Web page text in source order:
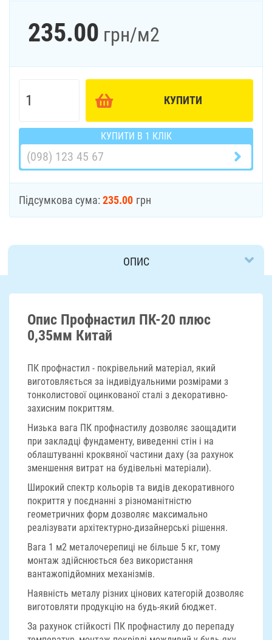
235.00 грн/м2
КУПИТИ
КУПИТИ В 1 КЛІК
Підсумкова сума: 235.00 грн
ОПИС
ДОСТАВКА
Опис Профнастил ПК-20 плюс
0,35мм Китай
ПК профнастил - покрівельний матеріал, який
виготовляється за індивідуальними розмірами з
тонколистової оцинкованої сталі з декоративно-
захисним покриттям.
Низька вага ПК профнастилу дозволяє заощадити
при закладці фундаменту, виведенні стін і на
облаштуванні кроквяної частини даху (за рахунок
зменшення витрат на будівельні матеріали).
Широкий спектр кольорів та видів декоративного
покриття у поєднанні з різноманітністю
геометричних форм дозволяє максимально
реалізувати архітектурно-дизайнерські рішення.
Вага 1 м2 металочерепиці не більше 5 кг, тому
монтаж здійснюється без використання
вантажопідйомних механізмів.
Наявність металу різних цінових категорій дозволяє
виготовляти продукцію на будь-який бюджет.
За рахунок стійкості ПК профнастилу до перепаду